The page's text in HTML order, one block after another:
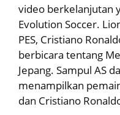
video berkelanjutan
Evolution Soccer.
PES, Cristiano
berbicara tentang
Jepang. Sampul AS
menampilkan
dan Cristiano